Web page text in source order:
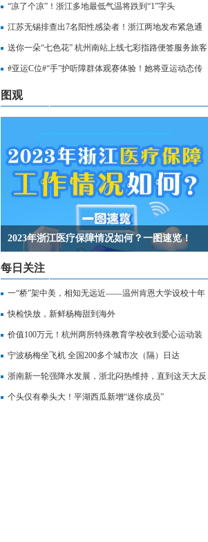
“凉了个凉”！浙江多地最低气温将跌到“1”字头
江苏无锡排查出7名阳性感染者！浙江两地发布紧急通
知，相关人员请立即报备
送你一朵“七色花” 杭州南站上线七彩指路便签服务旅客
出行
#亚运C位#“手”护听障群体观赛体验！她将亚运动态传
至无声世界
图观
2023年浙江医疗保障情况如何？一图速览！
每日关注
一“桥”架中美，相知无远近——温州肯恩大学设校十年
记
快检快放，新鲜杨梅甜到海外
价值100万元！杭州两所特殊教育学校收到爱心运动装
备
宁波杨梅坐飞机 全国200多个城市次（隔）日达
浙南新一轮强降水发展，浙北闷热维持，直到这天大反
转
个头仅有拳头大！平湖西瓜新增“迷你成员”